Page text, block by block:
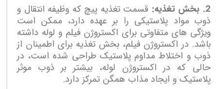
2. بخش تغذیه:
قسمت تغذیه پیچ که وظیفه انتقال و
ذوب مواد پلاستیکی را بر عهده دارد، ممکن است
ویژگی های متفاوتی برای اکستروژن فیلم و لوله داشته
باشد. در اکستروژن فیلم، بخش تغذیه برای اطمینان از
ذوب و اختلاط مداوم پلاستیک طراحی شده است، در
حالی که در اکستروژن لوله، بیشتر بر ذوب موثر
پلاستیک و ایجاد مذاب همگن تمرکز دارد.